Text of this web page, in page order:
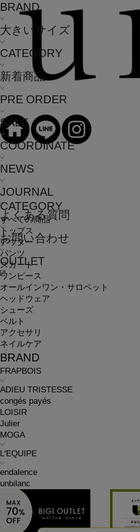
BRAND
大きいサイズ
CATEGORY
新着商品
PRE ORDER
SALE
COORDINATE
NEWS
JOURNAL
よくある質問
お問い合わせ
OUTLET
CATEGORY
すべての商品
トップス
アウター
パンツ
スカート
ワンピース
オールインワン・サロペット
ヘッドウェア
シューズ
ベルト
アクセサリ
ネイルケア
BRAND
FRAPBOIS
ADIEU TRISTESSE
congés payés
LOISIR
Julier
MOGA
L'EQUIPE
endalence
unbilanc